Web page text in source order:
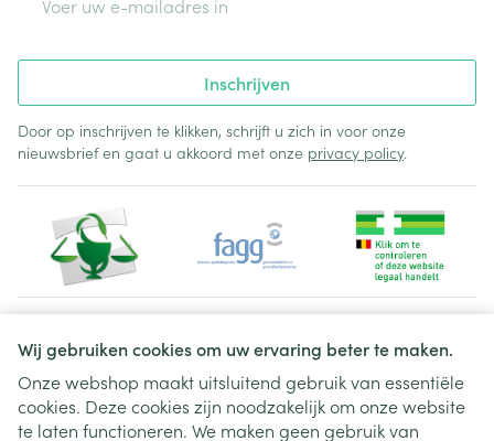
Wij gebruiken cookies om uw ervaring beter te maken.
Onze webshop maakt uitsluitend gebruik van essentiële
cookies. Deze cookies zijn noodzakelijk om onze website
te laten functioneren. We maken geen gebruik van
Inschrijven
Door op inschrijven te klikken, schrijft u zich in voor onze
nieuwsbrief en gaat u akkoord met onze privacy policy.
Juridische links